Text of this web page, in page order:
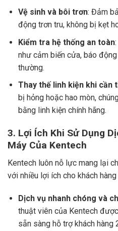
Vệ sinh và bôi trơn: Đảm
động trơn tru, không bị kẹt
Kiểm tra hệ thống an toàn
như cảm biến cửa, báo
thường.
Thay thế linh kiện khi cần
bị hỏng hoặc hao mòn,
bằng linh kiện chính hãng.
3. Lợi Ích Khi Sử Dụng
Máy Của Kentech
Kentech luôn nỗ lực mang lại
với nhiều lợi ích cho khách hàng
Dịch vụ nhanh chóng và
thuật viên của Kentech
sẵn sàng hỗ trợ khách hàng